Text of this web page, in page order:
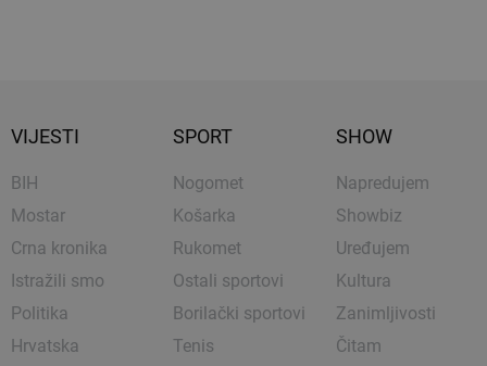
VIJESTI
BIH
Mostar
Crna kronika
Istražili smo
Politika
Hrvatska
SPORT
Nogomet
Košarka
Rukomet
Ostali sportovi
Borilački sportovi
Tenis
SHOW
Napredujem
Showbiz
Uređujem
Kultura
Zanimljivosti
Čitam